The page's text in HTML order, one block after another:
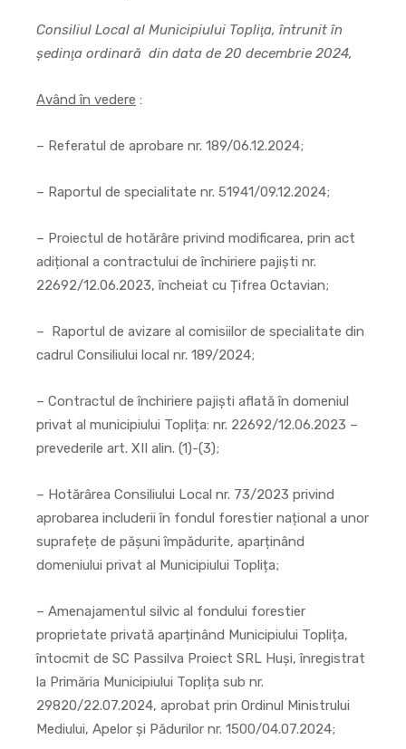
Consiliul Local al Municipiului Topliţa, întrunit în
şedinţa ordinară din data de 20 decembrie 2024,
Având în vedere :
– Referatul de aprobare nr. 189/06.12.2024;
– Raportul de specialitate nr. 51941/09.12.2024;
– Proiectul de hotărâre privind modificarea, prin act
adițional a contractului de închiriere pajiști nr.
22692/12.06.2023, încheiat cu Țifrea Octavian;
– Raportul de avizare al comisiilor de specialitate din
cadrul Consiliului local nr. 189/2024;
– Contractul de închiriere pajiști aflată în domeniul
privat al municipiului Toplița: nr. 22692/12.06.2023 –
prevederile art. XII alin. (1)-(3);
– Hotărârea Consiliului Local nr. 73/2023 privind
aprobarea includerii în fondul forestier național a unor
suprafețe de pășuni împădurite, aparținând
domeniului privat al Municipiului Toplița;
– Amenajamentul silvic al fondului forestier
proprietate privată aparținând Municipiului Toplița,
întocmit de SC Passilva Proiect SRL Huși, înregistrat
la Primăria Municipiului Toplița sub nr.
29820/22.07.2024, aprobat prin Ordinul Ministrului
Mediului, Apelor și Pădurilor nr. 1500/04.07.2024;